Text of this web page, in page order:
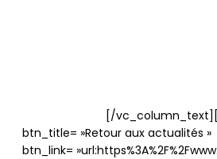
[/
btn_title= »Retour aux actualités »
btn_link=